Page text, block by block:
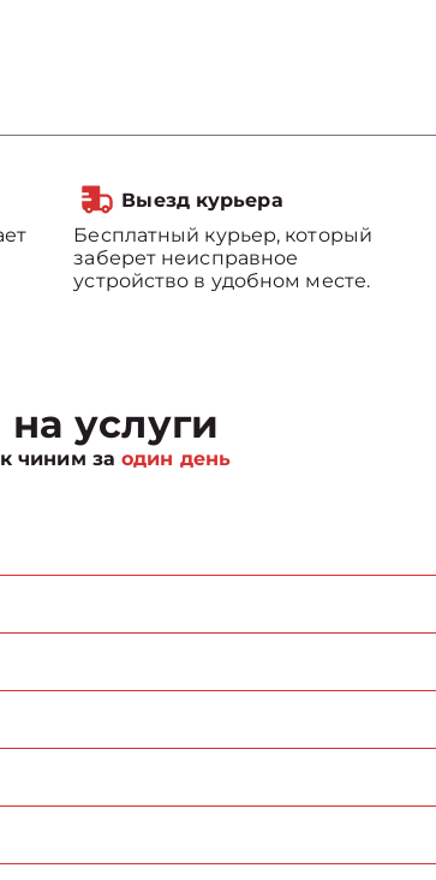
Выезд курьера
Бесплатный курьер, который
заберет неисправное
устройство в удобном месте.
услуги
чиним заодин день